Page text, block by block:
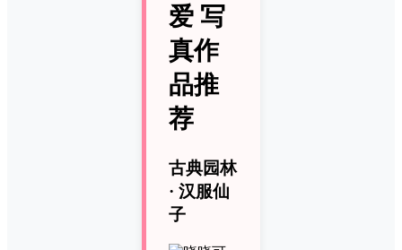
爱 写
真作
品推
荐
古典园林
· 汉服仙
子